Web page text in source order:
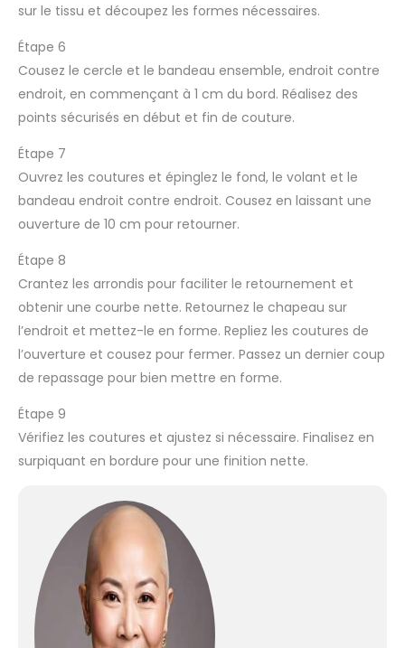
sur le tissu et découpez les formes nécessaires.
Étape 6
Cousez le cercle et le bandeau ensemble, endroit contre
endroit, en commençant à 1 cm du bord. Réalisez des
points sécurisés en début et fin de couture.
Étape 7
Ouvrez les coutures et épinglez le fond, le volant et le
bandeau endroit contre endroit. Cousez en laissant une
ouverture de 10 cm pour retourner.
Étape 8
Crantez les arrondis pour faciliter le retournement et
obtenir une courbe nette. Retournez le chapeau sur
l’endroit et mettez-le en forme. Repliez les coutures de
l’ouverture et cousez pour fermer. Passez un dernier coup
de repassage pour bien mettre en forme.
Étape 9
Vérifiez les coutures et ajustez si nécessaire. Finalisez en
surpiquant en bordure pour une finition nette.